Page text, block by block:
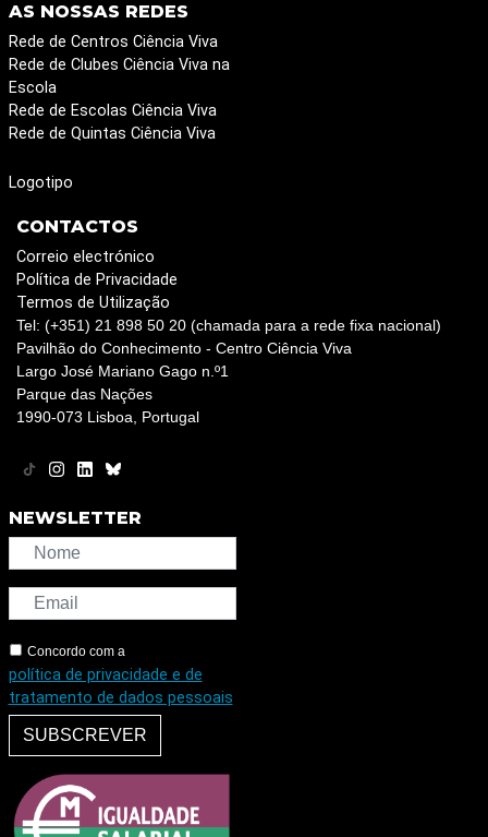
AS NOSSAS REDES
Rede de Centros Ciência Viva
Rede de Clubes Ciência Viva na
Escola
Rede de Escolas Ciência Viva
Rede de Quintas Ciência Viva
Logotipo
CONTACTOS
Correio electrónico
Política de Privacidade
Termos de Utilização
Tel: (+351) 21 898 50 20 (chamada para a rede fixa nacional)
Pavilhão do Conhecimento - Centro Ciência Viva
Largo José Mariano Gago n.º1
Parque das Nações
1990-073 Lisboa, Portugal
NEWSLETTER
Concordo com a
política de privacidade e de
tratamento de dados pessoais
SUBSCREVER